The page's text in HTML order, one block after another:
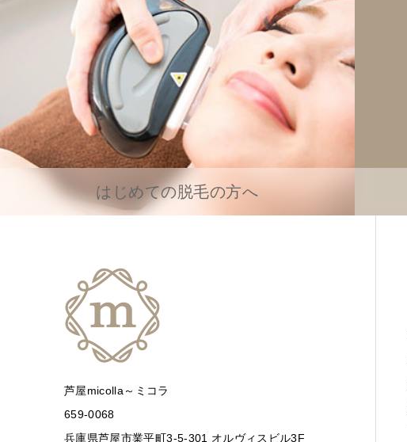
はじめての脱毛の方へ
芦屋micolla～ミコラ
659-0068
兵庫県芦屋市業平町3-5-301 オルヴィスビル3F